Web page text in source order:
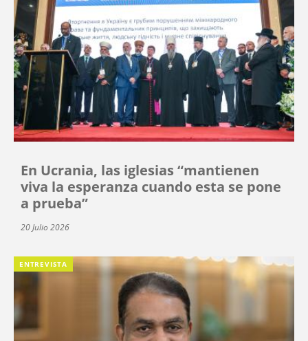
En Ucrania, las iglesias “mantienen
viva la esperanza cuando esta se pone
a prueba”
20 Julio 2026
ENTREVISTA